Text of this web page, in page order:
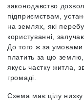
законодавство
підприємствам,
на землях, які
користуванні,
До того ж за умовами
платить за цю землю,
якусь частку житла,
громаді.
Схема має цілу низку